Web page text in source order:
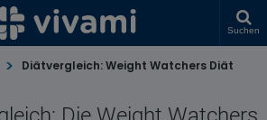
Suchen
Diätvergleich: Weight Watchers Diät